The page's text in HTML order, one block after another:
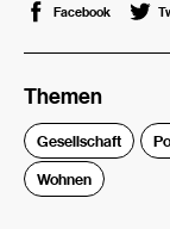
Facebook
Themen
Gesellschaft
Wohnen